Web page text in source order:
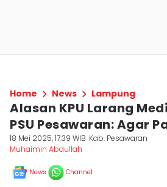
Home News Lampung
Alasan KPU Larang
PSU Pesawaran: Agar
18 Mei 2025, 17:39 WIB Kab. Pesawaran
Muhaimin Abdullah
News Channel